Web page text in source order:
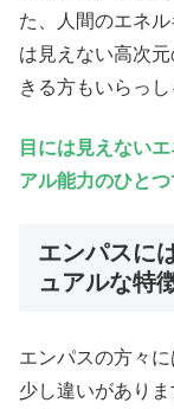
た、人間のエネ
は見えない高次
きる方もいらっし
目には見えない
アル能力のひとつ
エンパスに
ュアルな特
エンパスの方々
少し違いがあり